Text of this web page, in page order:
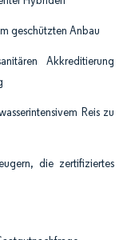
geschützten Anbau
Akkreditierung
Reis zu
die zertifiziertes